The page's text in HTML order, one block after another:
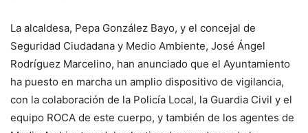
La alcaldesa, Pepa González Bayo, y el concejal de
Seguridad Ciudadana y Medio Ambiente, José Ángel
Rodríguez Marcelino, han anunciado que el Ayuntamiento
ha puesto en marcha un amplio dispositivo de vigilancia,
con la colaboración de la Policía Local, la Guardia Civil y el
equipo ROCA de este cuerpo, y también de los agentes de